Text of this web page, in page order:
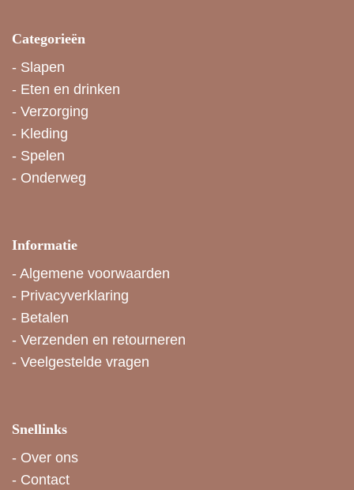
Categorieën
- Slapen
- Eten en drinken
- Verzorging
- Kleding
- Spelen
- Onderweg
Informatie
- Algemene voorwaarden
- Privacyverklaring
- Betalen
- Verzenden en retourneren
- Veelgestelde vragen
Snellinks
- Over ons
- Contact